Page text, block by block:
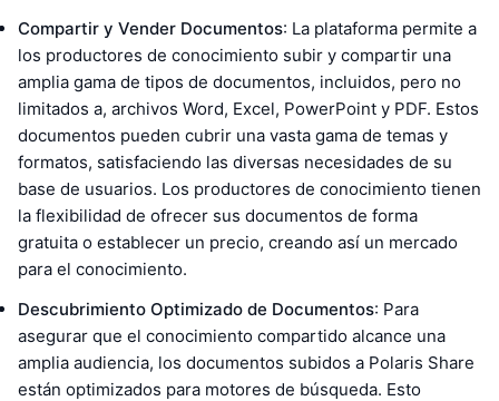
Compartir y Vender Documentos: La plataforma permite a
los productores de conocimiento subir y compartir una
amplia gama de tipos de documentos, incluidos, pero no
limitados a, archivos Word, Excel, PowerPoint y PDF. Estos
documentos pueden cubrir una vasta gama de temas y
formatos, satisfaciendo las diversas necesidades de su
base de usuarios. Los productores de conocimiento tienen
la flexibilidad de ofrecer sus documentos de forma
gratuita o establecer un precio, creando así un mercado
para el conocimiento.
Descubrimiento Optimizado de Documentos: Para
asegurar que el conocimiento compartido alcance una
amplia audiencia, los documentos subidos a Polaris Share
están optimizados para motores de búsqueda. Esto